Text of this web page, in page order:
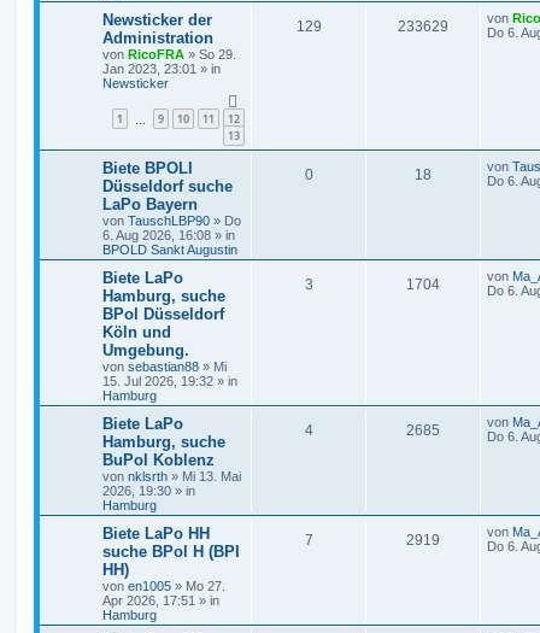
Newsticker der
Administration
von RicoFRA » So 29.
Jan 2023, 23:01 » in
Newsticker
1 9 10 11
12
13
129 233629 von
Do 6.
Biete BPOLI
Düsseldorf suche
LaPo Bayern
von TauschLBP90 » Do
6. Aug 2026, 16:08 » in
BPOLD Sankt Augustin
0 18 von
Do 6.
Biete LaPo
Hamburg, suche
BPol Düsseldorf
Köln und
Umgebung.
von sebastian88 » Mi
15. Jul 2026, 19:32 » in
Hamburg
3 1704 von
Do 6.
Biete LaPo
Hamburg, suche
BuPol Koblenz
von nklsrth » Mi 13. Mai
2026, 19:30 » in
Hamburg
4 2685 von
Do 6.
Biete LaPo HH
suche BPol H (BPI
HH)
von en1005 » Mo 27.
Apr 2026, 17:51 » in
Hamburg
7 2919 von
Do 6.